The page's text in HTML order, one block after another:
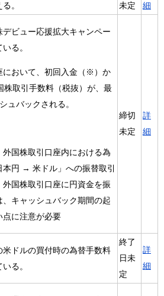
。
未定
細
デビュー応援拡大キャンペー
る。
において、初回入金（※）か
株取引手数料（税抜）が、最
ュバックされる。
国株取引口座内における為
本円 → 米ドル」への振替取引
外国株取引口座に円資金を振
、キャッシュバック期間の起
点に注意が必要
締切
未定
詳
細
米ドルの買付時の為替手数料
る。
終了
日未
定
詳
細